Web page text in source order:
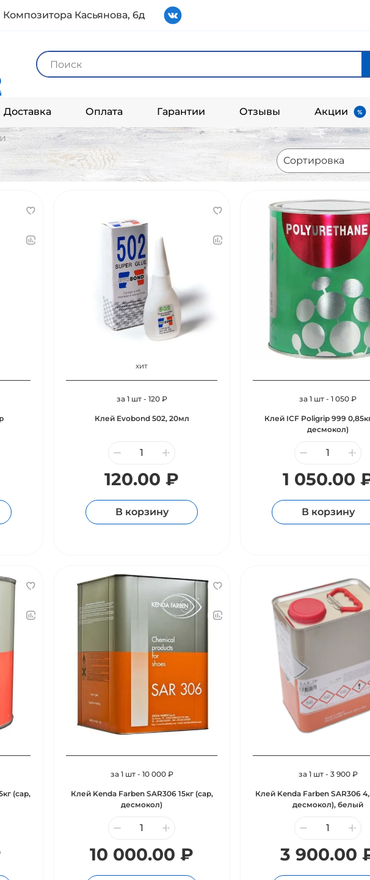
Касьянова, 6д
Доставка Оплата Гарантии Отзывы Акции
хит
за 1 шт - 120 ₽
Клей Evobond 502, 20мл
120.00 ₽
В корзину
за 1 шт - 1 050 ₽
Клей ICF Poligrip 999
десмокол)
1 050.00
В корзину
(сар,
за 1 шт - 10 000 ₽
Клей Kenda Farben SAR306 15кг (сар,
десмокол)
10 000.00 ₽
за 1 шт - 3 900 ₽
Клей Kenda Farben SAR306
десмокол), белый
3 900.00